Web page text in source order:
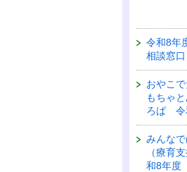
令和8年
相談窓口
おやこ
もちゃ
ろば 令
みんな
（療育
和8年度